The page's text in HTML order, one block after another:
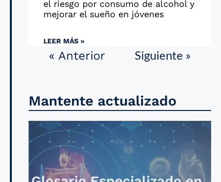
el riesgo por consumo de alcohol y
mejorar el sueño en jóvenes
LEER MÁS »
« Anterior Siguiente »
Mantente actualizado